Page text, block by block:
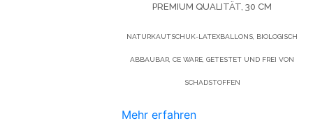
PREMIUM QUALITÄT, 30 CM
NATURKAUTSCHUK-LATEXBALLONS, BIOLOGISCH
ABBAUBAR, CE WARE, GETESTET UND FREI VON
SCHADSTOFFEN
Mehr erfahren